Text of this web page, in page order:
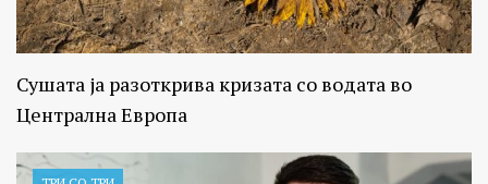
Сушата ја разоткрива кризата со водата во
Централна Европа